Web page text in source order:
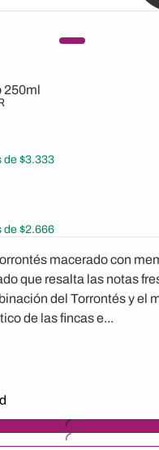
250ml
de $3.333
de $2.666
macerado con
que resalta las notas
del Torrontés y el
de las fincas e...